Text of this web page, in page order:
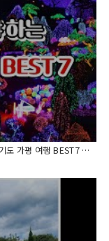
[겨울 국내여행지] 서울 근교 당일치기 가볼만한곳! 경기도 가평 여행 BEST7 아침고요수목원/오색별빛정원전